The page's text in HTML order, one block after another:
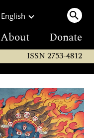
English
About Donate
ISSN 2753-4812